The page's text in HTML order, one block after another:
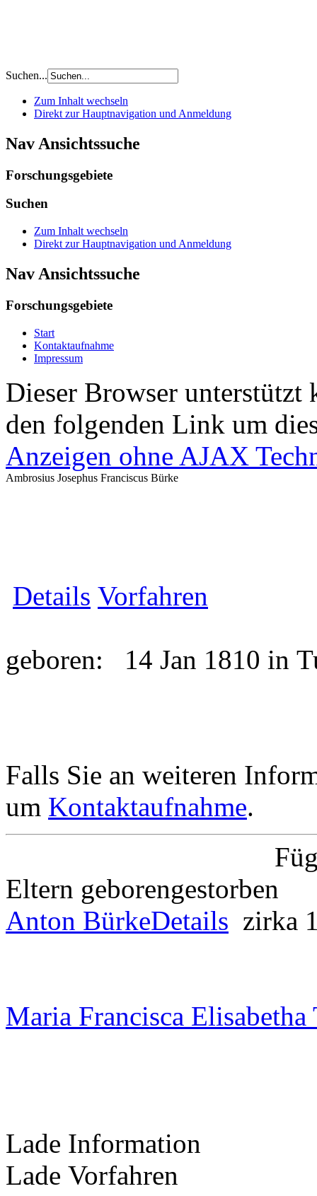
Suchen...
Zum Inhalt wechseln
Direkt zur Hauptnavigation und Anmeldung
Nav Ansichtssuche
Forschungsgebiete
Suchen
Zum Inhalt wechseln
Direkt zur Hauptnavigation und Anmeldung
Nav Ansichtssuche
Forschungsgebiete
Start
Kontaktaufnahme
Impressum
Dieser Browser
den folgenden Link um
Anzeigen ohne AJAX
Ambrosius Josephus Franciscus Bürke
Details Vorfahren
geboren: 14 Jan 1810 in
Falls Sie an weiteren
um Kontaktaufnahme.
Eltern geborengestorben
Anton BürkeDetails zirka
Maria Francisca Elisabetha
Lade Information
Lade Vorfahren